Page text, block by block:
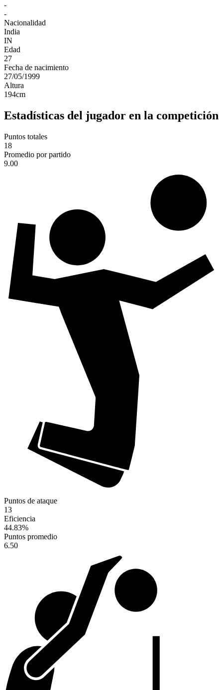
-
-
Nacionalidad
India
IN
Edad
27
Fecha de nacimiento
27/05/1999
Altura
194cm
Estadísticas del jugador en la competición
Puntos totales
18
Promedio por partido
9.00
Puntos de ataque
13
Eficiencia
44.83%
Puntos promedio
6.50